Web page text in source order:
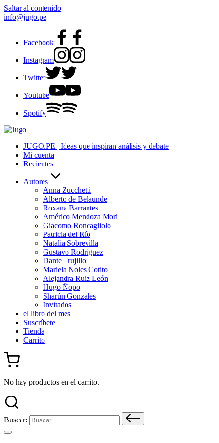
Saltar al contenido
info@jugo.pe
Facebook
Instagram
Twitter
Youtube
Spotify
JUGO.PE | Ideas que inspiran análisis y debate
Mi cuenta
Recientes
Autores
Anna Zucchetti
Alberto de Belaunde
Roxana Barrantes
Américo Mendoza Mori
Giacomo Roncagliolo
Patricia del Río
Natalia Sobrevilla
Gustavo Rodríguez
Dante Trujillo
Mariela Noles Cotito
Alejandra Ruiz León
Hugo Ñopo
Sharún Gonzales
Invitados
el libro del mes
Suscríbete
Tienda
Carrito
No hay productos en el carrito.
Buscar: